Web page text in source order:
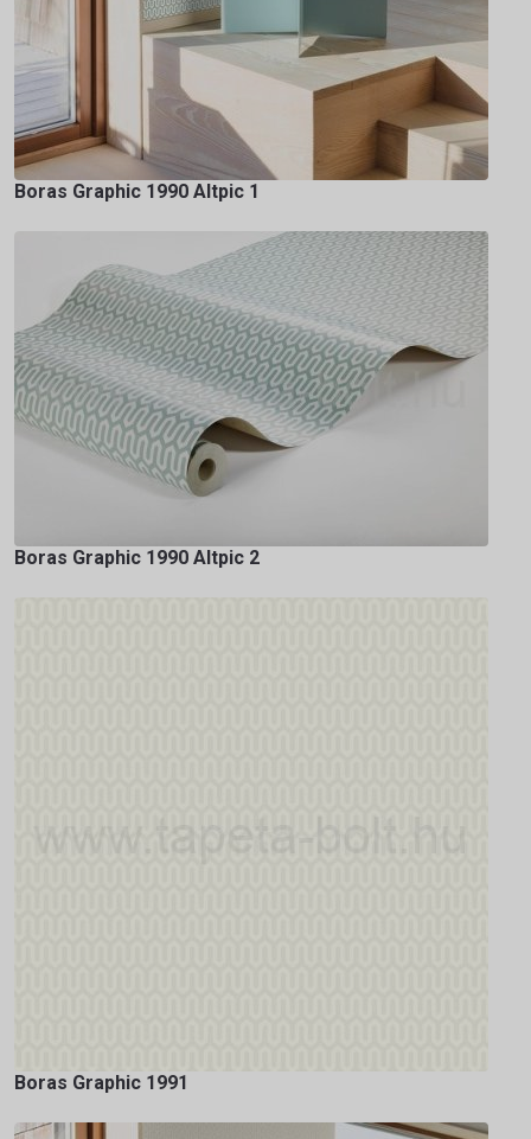
Boras Graphic 1990 Altpic 1
Boras Graphic 1990 Altpic 2
Boras Graphic 1991